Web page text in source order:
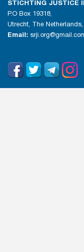
STICHTING JUSTICE
P.O Box 19318,
Utrecht, The Netherlands,
Email: